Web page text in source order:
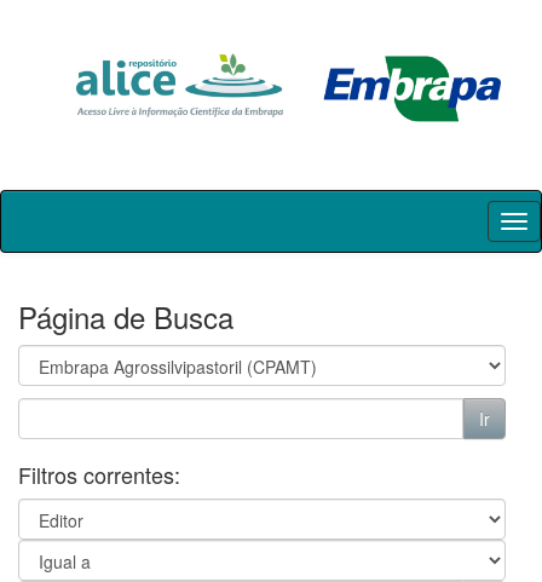
Skip
Página de Busca
Filtros correntes: